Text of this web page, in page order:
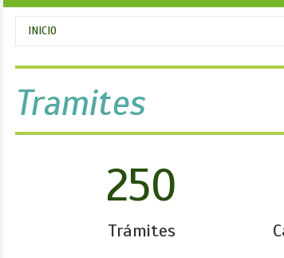
Se
encuentra
usted
aquí
INICIO
Tramites
250
Trámites